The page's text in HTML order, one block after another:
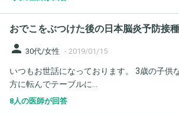
おでこをぶつけた後の日本脳炎予防接種
person 30代/女性 - 2019/01/15
いつもお世話になっております。 3歳の子供
方に転んでテーブルに...
8人の医師が回答